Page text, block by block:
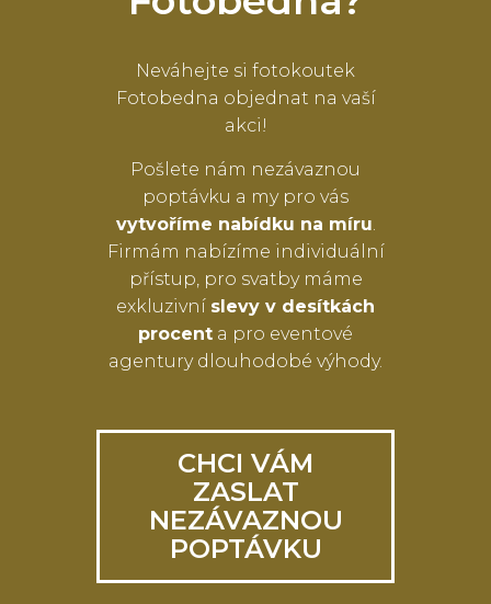
Neváhejte si fotokoutek
Fotobedna objednat na vaší
akci!
Pošlete nám nezávaznou
poptávku a my pro vás
vytvoříme nabídku na míru.
Firmám nabízíme individuální
přístup, pro svatby máme
exkluzivní slevy v desítkách
procent a pro eventové
agentury dlouhodobé výhody.
CHCI VÁM
ZASLAT
NEZÁVAZNOU
POPTÁVKU